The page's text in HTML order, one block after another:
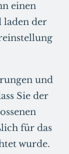
einen
laden der
und
Sie der
für das
wurde.